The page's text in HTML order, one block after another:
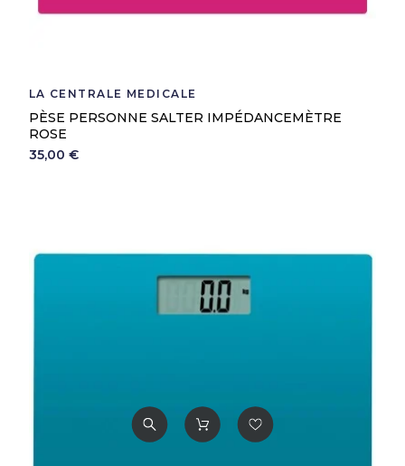
LA CENTRALE MEDICALE
PÈSE PERSONNE SALTER IMPÉDANCEMÈTRE
ROSE
35,00 €